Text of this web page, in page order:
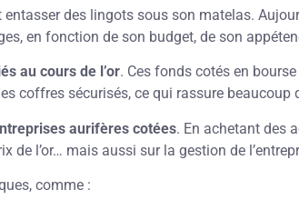
des lingots sous son matelas.
en fonction de son budget, de son
au cours de l’or. Ces fonds cotés en
coffres sécurisés, ce qui rassure beaucoup
aurifères cotées. En achetant des
de l’or… mais aussi sur la gestion de
comme :